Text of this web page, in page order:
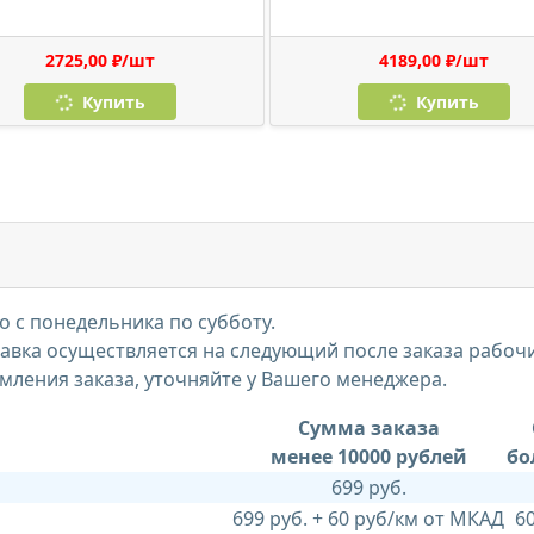
2725,00 ₽/шт
Купить
4189,00 ₽/шт
Купить
с понедельника по субботу.
осуществляется на следующий после заказа
заказа, уточняйте у Вашего менеджера.
Сумма заказа
менее 10000 рублей
699 руб.
699 руб. + 60 руб/км от МКАД